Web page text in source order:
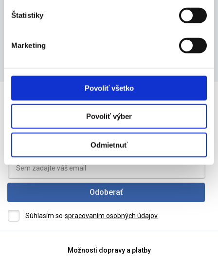
Štatistiky
Marketing
Povoliť všetko
Povoliť výber
Odmietnuť
Odber noviniek
Chcete byť informovaní o novinkách a akciách? Zadajte svoju
Odoberať
Súhlasím so spracovaním osobných údajov
Možnosti dopravy a platby